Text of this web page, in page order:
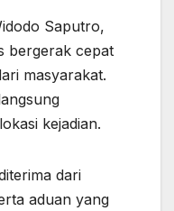
Saputro,
bergerak cepat
masyarakat.
kejadian.
dari
aduan yang